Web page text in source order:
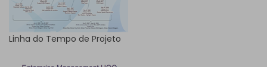
Linha do Tempo de Projeto